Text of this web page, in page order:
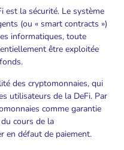
est la sécurité. Le système
(ou « smart contracts »)
informatiques, toute
être exploitée
des cryptomonnaies, qui
utilisateurs de la DeFi. Par
comme garantie
cours de la
en défaut de paiement.